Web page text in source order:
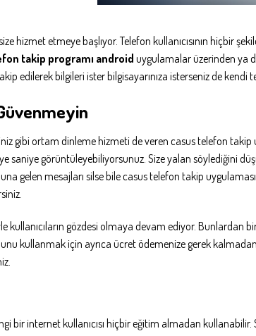
hizmet etmeye başlıyor. Telefon kullanıcısının hiçbir
takip programı androiduygulamalar üzerinden ya
edilerek bilgileri ister bilgisayarınıza isterseniz de
gibi ortam dinleme hizmeti de veren casus telefon takip
saniye görüntüleyebiliyorsunuz. Size yalan söylediğini
gelen mesajları silse bile casus telefon takip
kullanıcıların gözdesi olmaya devam ediyor. Bunlardan
kullanmak için ayrıca ücret ödemenize gerek
bir internet kullanıcısı hiçbir eğitim almadan